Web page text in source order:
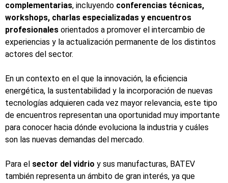
complementarias, incluyendo conferencias técnicas,
workshops, charlas especializadas y encuentros
profesionales orientados a promover el intercambio de
experiencias y la actualización permanente de los distintos
actores del sector.
En un contexto en el que la innovación, la eficiencia
energética, la sustentabilidad y la incorporación de nuevas
tecnologías adquieren cada vez mayor relevancia, este tipo
de encuentros representan una oportunidad muy importante
para conocer hacia dónde evoluciona la industria y cuáles
son las nuevas demandas del mercado.
Para el sector del vidrio y sus manufacturas, BATEV
también representa un ámbito de gran interés, ya que